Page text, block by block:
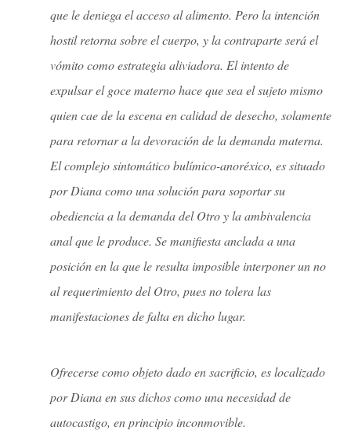
que le deniega el acceso al alimento. Pero la intención
hostil retorna sobre el cuerpo, y la contraparte será el
vómito como estrategia aliviadora. El intento de
expulsar el goce materno hace que sea el sujeto mismo
quien cae de la escena en calidad de desecho, solamente
para retornar a la devoración de la demanda materna.
El complejo sintomático bulímico-anoréxico, es situado
por Diana como una solución para soportar su
obediencia a la demanda del Otro y la ambivalencia
anal que le produce. Se manifiesta anclada a una
posición en la que le resulta imposible interponer un no
al requerimiento del Otro, pues no tolera las
manifestaciones de falta en dicho lugar.
Ofrecerse como objeto dado en sacrificio, es localizado
por Diana en sus dichos como una necesidad de
autocastigo, en principio inconmovible.